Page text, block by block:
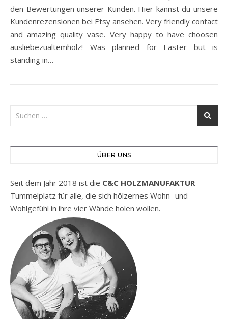
den Bewertungen unserer Kunden. Hier kannst du unsere
Kundenrezensionen bei Etsy ansehen. Very friendly contact
and amazing quality vase. Very happy to have choosen
ausliebezualtemholz! Was planned for Easter but is
standing in…
ÜBER UNS
Seit dem Jahr 2018 ist die C&C HOLZMANUFAKTUR
Tummelplatz für alle, die sich hölzernes Wohn- und
Wohlgefühl in ihre vier Wände holen wollen.